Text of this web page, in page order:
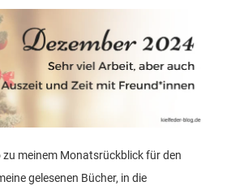
meinem Monatsrückblick für den
gelesenen Bücher, in die